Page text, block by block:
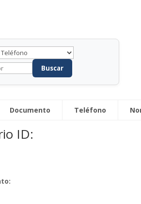
Buscar
Documento Teléfono
ID: